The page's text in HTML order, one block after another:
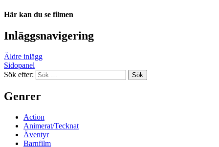
Här kan du se filmen
Inläggsnavigering
Äldre inlägg
Sidopanel
Sök efter:
Genrer
Action
Animerat/Tecknat
Äventyr
Barnfilm